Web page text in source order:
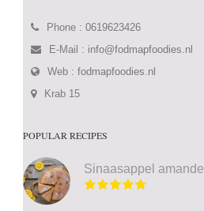
Phone : 0619623426
E-Mail : info@fodmapfoodies.nl
Web :fodmapfoodies.nl
Krab 15
POPULAR RECIPES
Sinaasappel